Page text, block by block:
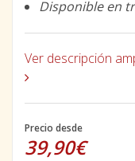
Disponible en
Ver descripción
Precio desde
39,90€